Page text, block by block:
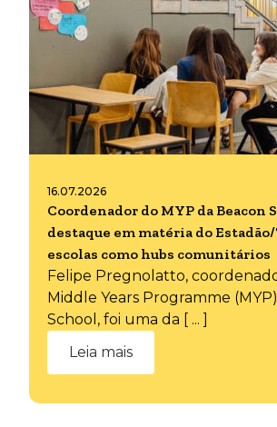
16.07.2026
Coordenador do MYP da Beacon
destaque em matéria do
escolas como hubs comunitários
Felipe Pregnolatto,
Middle Years Programme
School, foi uma da [ ... ]
Leia mais